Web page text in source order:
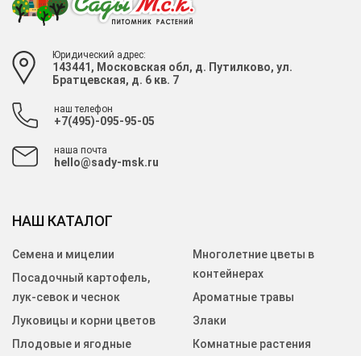
Юридический адрес:
143441, Московская обл, д. Путилково, ул.
Братцевская, д. 6 кв. 7
наш телефон
+7(495)-095-95-05
наша почта
hello@sady-msk.ru
НАШ КАТАЛОГ
Семена и мицелии
Посадочный картофель,
лук-севок и чеснок
Луковицы и корни цветов
Плодовые и ягодные
Многолетние цветы в
контейнерах
Ароматные травы
Злаки
Комнатные растения